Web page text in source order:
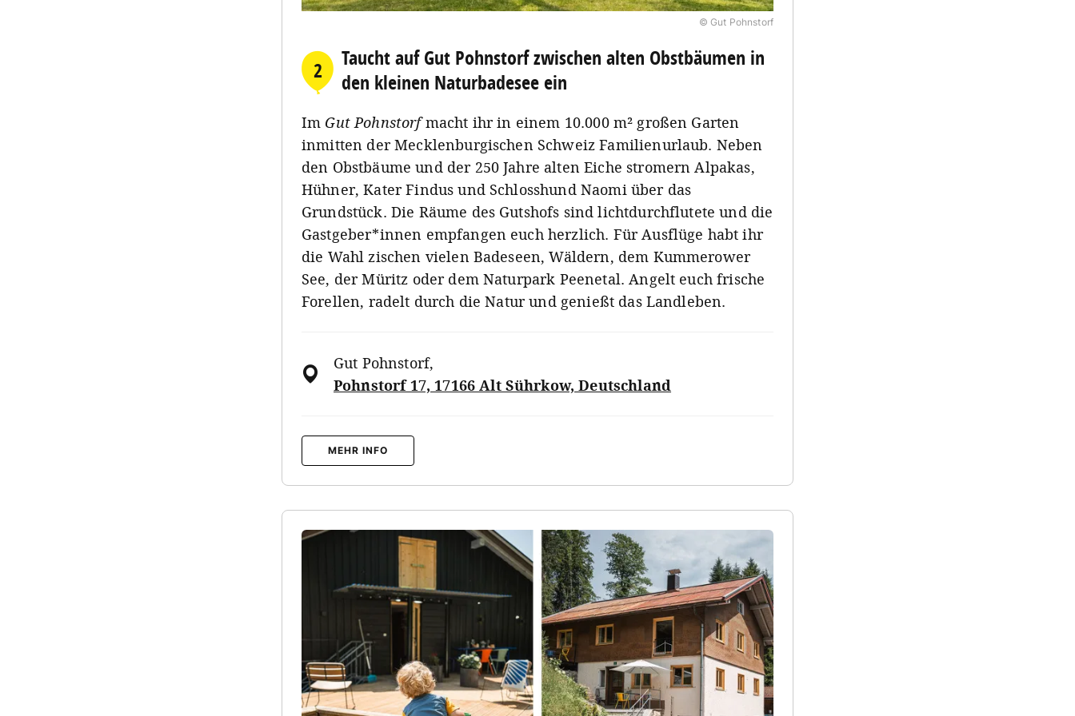
© Gut Pohnstorf
2
Taucht auf Gut Pohnstorf zwischen alten Obstbäumen in
den kleinen Naturbadesee ein
Im Gut Pohnstorfmacht ihr in einem 10.000 m² großen Garten
inmitten der Mecklenburgischen Schweiz Familienurlaub. Neben
den Obstbäume und der 250 Jahre alten Eiche stromern Alpakas,
Hühner, Kater Findus und Schlosshund Naomi über das
Grundstück. Die Räume des Gutshofs sind lichtdurchflutete und die
Gastgeber*innen empfangen euch herzlich. Für Ausflüge habt ihr
die Wahl zischen vielen Badeseen, Wäldern, dem Kummerower
See, der Müritz oder dem Naturpark Peenetal. Angelt euch frische
Forellen, radelt durch die Natur und genießt das Landleben.
Gut Pohnstorf,
Pohnstorf 17, 17166 Alt Sührkow, Deutschland
MEHR INFO